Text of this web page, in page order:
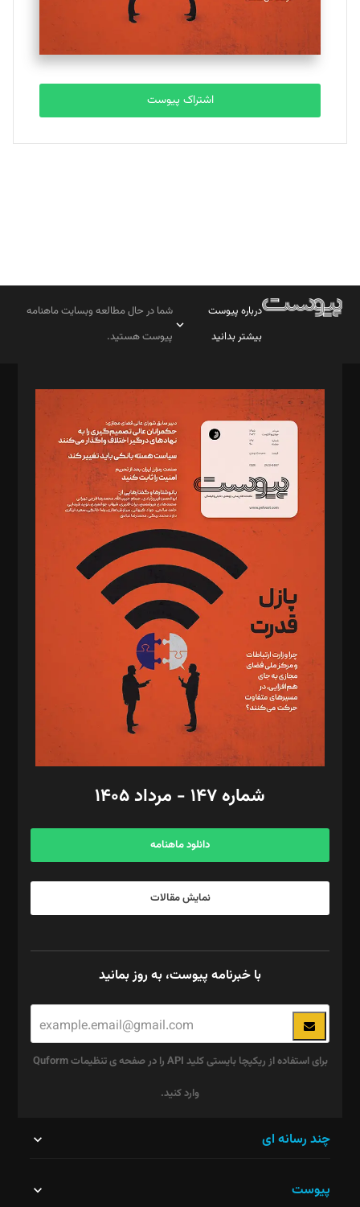
مصطفی مسجدی آرانی
تحریریه
بابک نقاش
تحریریه
اشتراک پیوست
درباره پیوست
بیشتر بدانید
شما در حال مطالعه وبسایت ماهنامه
پیوست هستید.
مدیر مسئول: محمدباقر اثنی‌عشری
سردبیر: مهرک محمودی
دبیر تحریریه: میثم قاسمی
د‌بیر ناداستان: سمانه سمیع
د‌بیر خدمت و تجارت: ابوالفضل رجبی
د‌بیر حقوق فناوری: حسام‌الدین ایپکچی
د‌بیر پیوست جهان: مینا پاکدل
د‌بیر تحریریه آنلاین: بابک نقاش
تحریریه‌: مجتبی محمود‌ی، آرش برهمند، یسنا امان‌پور، سروش کرمیان،
مصطفی مسجدی آرانی، ابوالفضل رجبی، زهرا فکرانه، فائزه فتحی
رستمی،مصطفی باستان
ویرایش: نگار استاد‌‌آقا
طراح یونیفرم: مجید توکلی
فیلمبرداری و عکاسی: امیر شفیعی، مانی لطفی زاده
گرافیک و صفحه‌آرایی: سید‌سبحان‌علی ثابت
مد‌یر توسعه تجاری: کامبیز برید‌
امور مالی: شاپور رهبری، محمد‌ کاظمی‌نیا
آگهی و مشترکین: ۰۹۱۹۹۹۹۰۴۵۴
شماره ۱۴۷ - مرداد ۱۴۰۵
دانلود ماهنامه
نمایش مقالات
با خبرنامه پیوست، به روز بمانید
برای استفاده از ریکپچا بایستی کلید API را در صفحه ی تنظیمات Quform
وارد کنید.
نباید
چند رسانه ای
پیوست